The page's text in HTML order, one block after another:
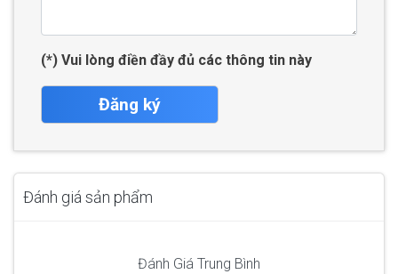
(*) Vui lòng điền đầy đủ các thông tin này
Đăng ký
Đánh giá sản phẩm
Đánh Giá Trung Bình